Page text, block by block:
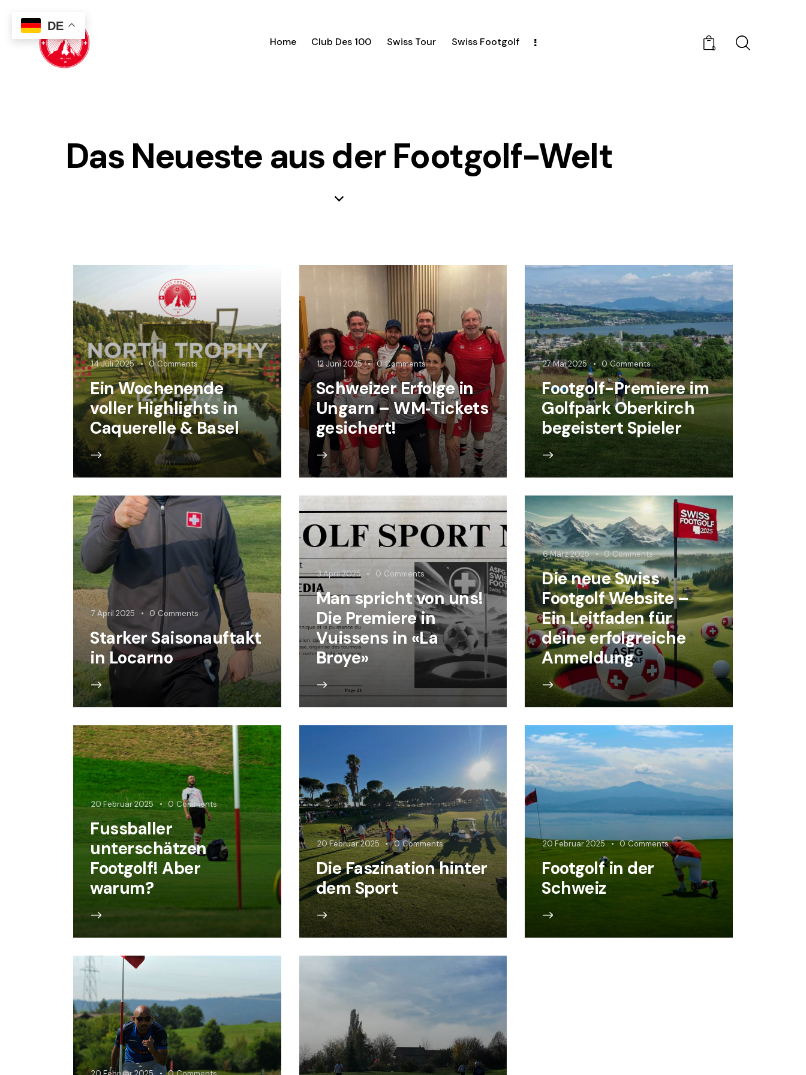
Home Club Des 100 Swiss Tour Swiss Footgolf
0
Das Neueste aus der Footgolf-Welt
14 Juli 2025 0 Comments
Ein Wochenende
voller Highlights in
Caquerelle & Basel
12 Juni 2025 0 Comments
Schweizer Erfolge in
Ungarn – WM‑Tickets
gesichert!
27 Mai 2025 0 Comments
Footgolf-Premiere im
Golfpark Oberkirch
begeistert Spieler
7 April 2025 0 Comments
Starker Saisonauftakt
in Locarno
3 April 2025 0 Comments
Man spricht von uns!
Die Premiere in
Vuissens in «La
Broye»
6 März 2025 0 Comments
Die neue Swiss
Footgolf Website –
Ein Leitfaden für
deine erfolgreiche
Anmeldung
20 Februar 2025 0 Comments
Fussballer
unterschätzen
Footgolf! Aber
warum?
20 Februar 2025 0 Comments
Die Faszination hinter
dem Sport
20 Februar 2025 0 Comments
Footgolf in der
Schweiz
DE